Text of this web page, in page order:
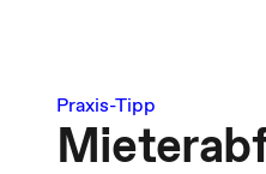
Praxis-Tipp